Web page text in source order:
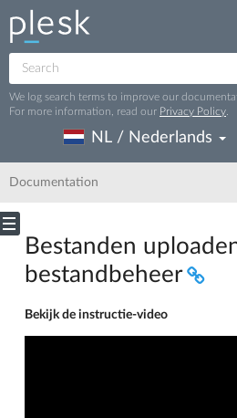
We log search terms to improve our
For more information, read our Privacy Policy
NL / Nederlands
Documentation
Bestanden
bestandbeheer
Bekijk de instructie-video